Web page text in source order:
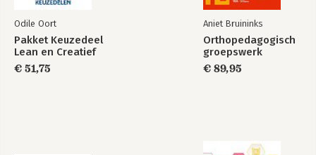
Odile Oort
Pakket Keuzedeel
Lean en Creatief
€ 51,75
Aniet Bruininks
Orthopedagogisch
groepswerk
€ 89,95